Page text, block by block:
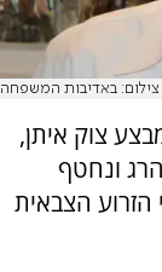
צילום: באדיבות המשפחה
צוק איתן,
ונחטף
הזרוע הצבאית